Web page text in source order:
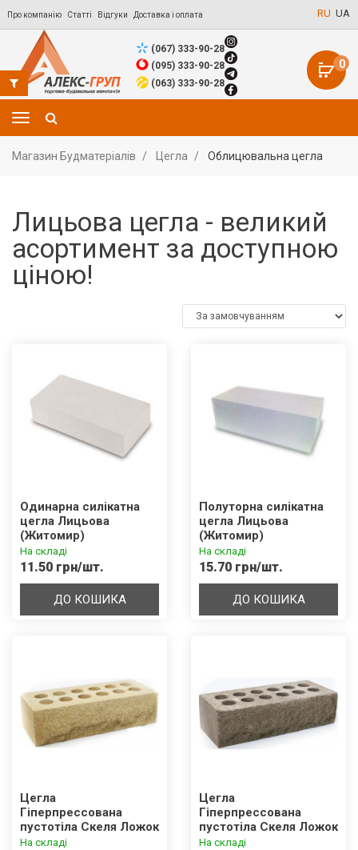
Про компанію Статті Відгуки Доставка і оплата RU UA
0
(067) 333-90-28
(095) 333-90-28
(063) 333-90-28
Магазин Будматеріалів Цегла Облицювальна цегла
Лицьова цегла - великий
асортимент за доступною
ціною!
Одинарна силікатна
цегла Лицьова
(Житомир)
На складі
11.50 грн/шт.
ДО КОШИКА
Полуторна силікатна
цегла Лицьова
(Житомир)
На складі
15.70 грн/шт.
ДО КОШИКА
Цегла
Гіперпрессована
пустотіла Скеля Ложок
Жовта
На складі
Цегла
Гіперпрессована
пустотіла Скеля Ложок
Коричнева
На складі